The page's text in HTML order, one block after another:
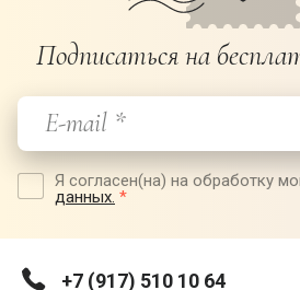
Подписаться на
Я согласен(на) на обработку
данных. *
+7 (917) 510 10 64